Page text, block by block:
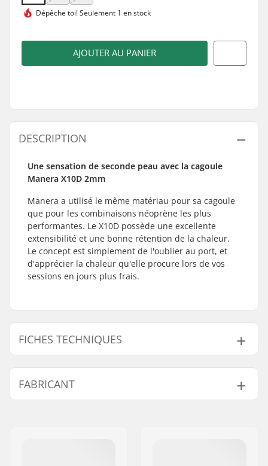
Dépêche toi!Seulement 1 en stock
AJOUTER AU PANIER
DESCRIPTION
Une sensation de seconde peau avec la cagoule
Manera X10D 2mm
Manera a utilisé le même matériau pour sa cagoule
que pour les combinaisons néoprène les plus
performantes. Le X10D possède une excellente
extensibilité et une bonne rétention de la chaleur.
Le concept est simplement de l'oublier au port, et
d'apprécier la chaleur qu'elle procure lors de vos
sessions en jours plus frais.
FICHES TECHNIQUES
Epaisseur:
2mm
Activité:
Windsurf, SUP (Stand
FABRICANT